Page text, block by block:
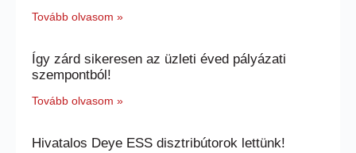
Tovább olvasom »
Így zárd sikeresen az üzleti éved pályázati
szempontból!
Tovább olvasom »
Hivatalos Deye ESS disztribútorok lettünk!